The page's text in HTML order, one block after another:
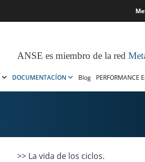
ANSE es miembro de la red
DOCUMENTACÍON Blog PERFORMANCE
>> La vida de los ciclos.